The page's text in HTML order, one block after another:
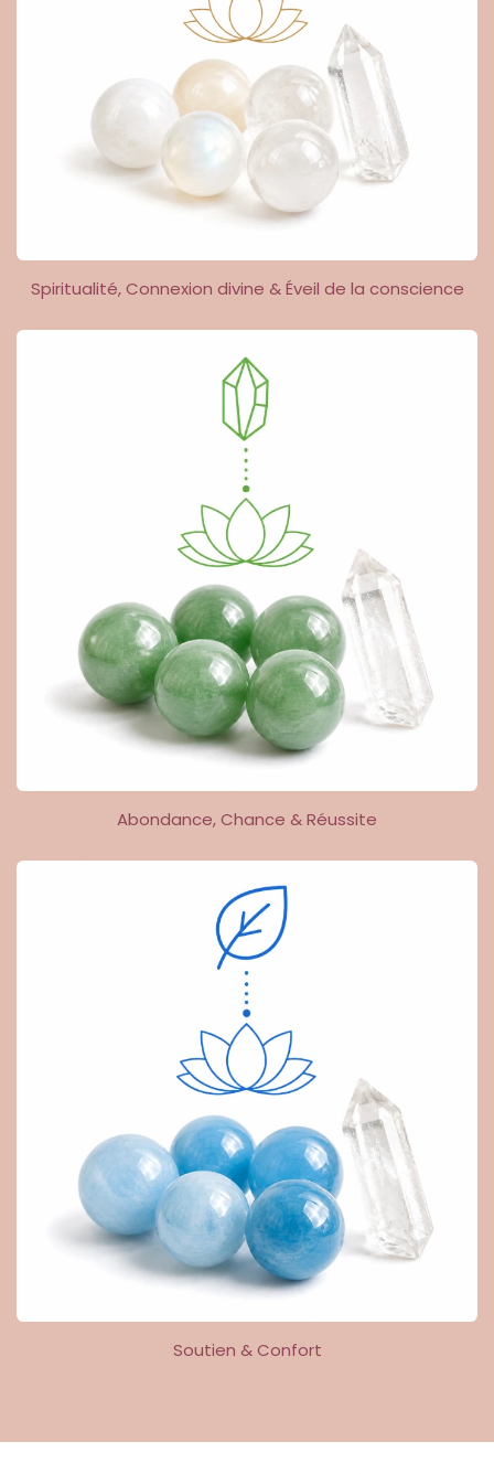
Spiritualité, Connexion divine & Éveil de la conscience
Abondance, Chance & Réussite
Soutien & Confort